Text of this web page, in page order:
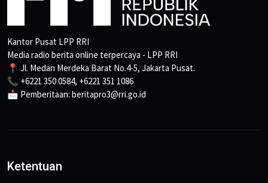
Kantor Pusat LPP RRI
Media radio berita online terpercaya - LPP RRI
📍 Jl. Medan Merdeka Barat No.4-5, Jakarta Pusat.
📞 +6221 350 0584, +6221 351 1086
📩 Pemberitaan: beritapro3@rri.go.id
Ketentuan